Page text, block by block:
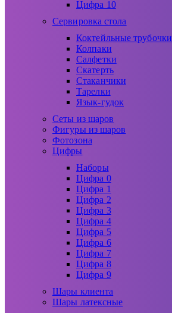
Цифра 10
Сервировка стола
Коктейльные трубочки
Колпаки
Салфетки
Скатерть
Стаканчики
Тарелки
Язык-гудок
Сеты из шаров
Фигуры из шаров
Фотозона
Цифры
Наборы
Цифра 0
Цифра 1
Цифра 2
Цифра 3
Цифра 4
Цифра 5
Цифра 6
Цифра 7
Цифра 8
Цифра 9
Шары клиента
Шары латексные